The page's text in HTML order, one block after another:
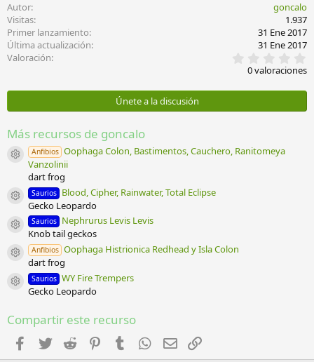
Autor
goncalo
Visitas
1.937
Primer lanzamiento
31 Ene 2017
Última actualización
31 Ene 2017
Valoración
,
0
s
0 valoraciones
Únete a la discusión
Más recursos de goncalo
Icono del recurso
Anfibios Oophaga Colon, Bastimentos, Cauchero, Ranitomeya
Vanzolinii
dart frog
Icono del recurso
Saurios Blood, Cipher, Rainwater, Total Eclipse
Gecko Leopardo
Icono del recurso
Saurios Nephrurus Levis Levis
Knob tail geckos
Icono del recurso
Anfibios Oophaga Histrionica Redhead y Isla Colon
dart frog
Icono del recurso
Saurios WY Fire Trempers
Gecko Leopardo
Compartir este recurso
Facebook
Twitter Reddit PinterestTumblr WhatsApp
Email